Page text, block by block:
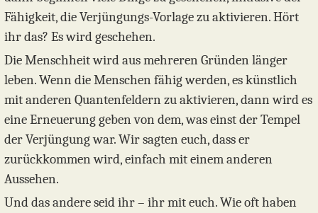
Fähigkeit, die Verjüngungs-Vorlage zu aktivieren. Hört
ihr das? Es wird geschehen.
Die Menschheit wird aus mehreren Gründen länger
leben. Wenn die Menschen fähig werden, es künstlich
mit anderen Quantenfeldern zu aktivieren, dann wird es
eine Erneuerung geben von dem, was einst der Tempel
der Verjüngung war. Wir sagten euch, dass er
zurückkommen wird, einfach mit einem anderen
Aussehen.
Und das andere seid ihr – ihr mit euch. Wie oft haben